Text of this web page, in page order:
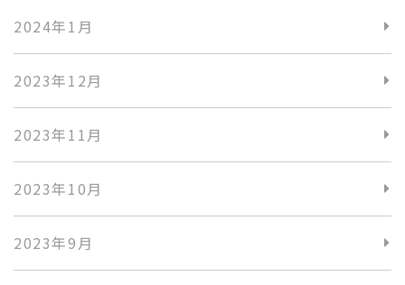
2024年1月
2023年12月
2023年11月
2023年10月
2023年9月